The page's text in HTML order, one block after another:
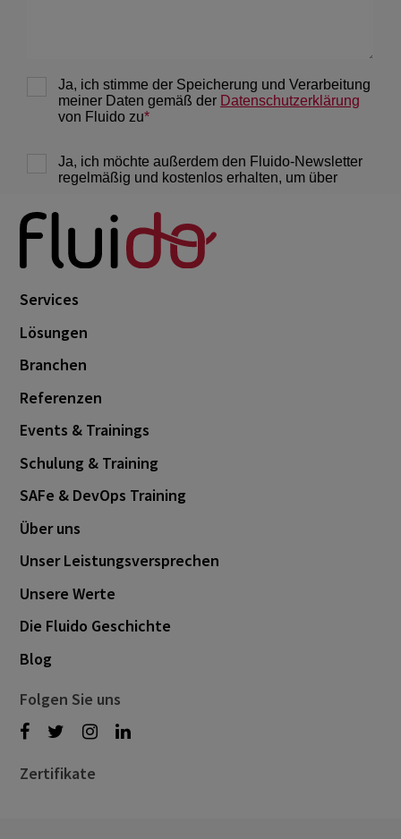
Services
Lösungen
Branchen
Referenzen
Events & Trainings
Schulung & Training
SAFe & DevOps Training
Über uns
Unser Leistungsversprechen
Unsere Werte
Die Fluido Geschichte
Blog
Folgen Sie uns
Zertifikate